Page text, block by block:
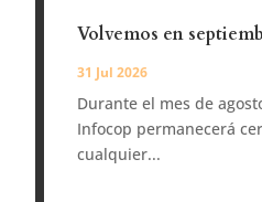
Volvemos en
31 Jul 2026
Durante el mes de
Infocop permanecerá
cualquier...